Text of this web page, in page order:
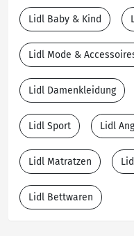
Lidl Baby & Kind
Lidl Mode &
Lidl Damenkleidung
Lidl Sport Lidl
Lidl Matratzen
Lidl Bettwaren